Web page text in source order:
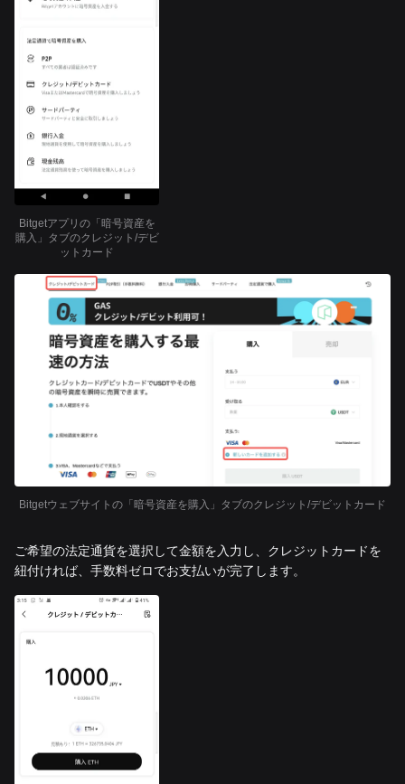
Bitgetアプリの「暗号資産を
購入」タブのクレジット/デビ
ットカード
Bitgetウェブサイトの「暗号資産を購入」タブのクレジット/デビットカード
ご希望の法定通貨を選択して金額を入力し、クレジットカードを
紐付ければ、手数料ゼロでお支払いが完了します。